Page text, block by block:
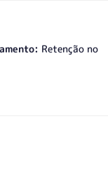
Retenção no